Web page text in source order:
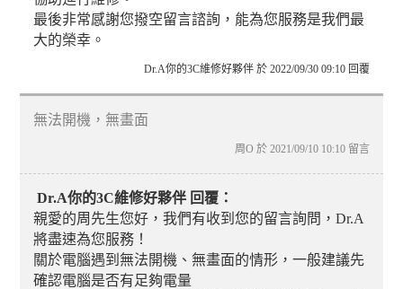
最後非常感謝您撥空留言諮詢，能為您服務是我們最
大的榮幸。
Dr.A你的3C維修好夥伴 於 2022/09/30 09:10 回覆
無法開機，無畫面
周O 於 2021/09/10 10:10 留言
Dr.A你的3C維修好夥伴 回覆：
親愛的周先生您好，我們有收到您的留言詢問，Dr.A
將盡速為您服務！
關於電腦遇到無法開機、無畫面的情形，一般建議先
確認電腦是否有足夠電量